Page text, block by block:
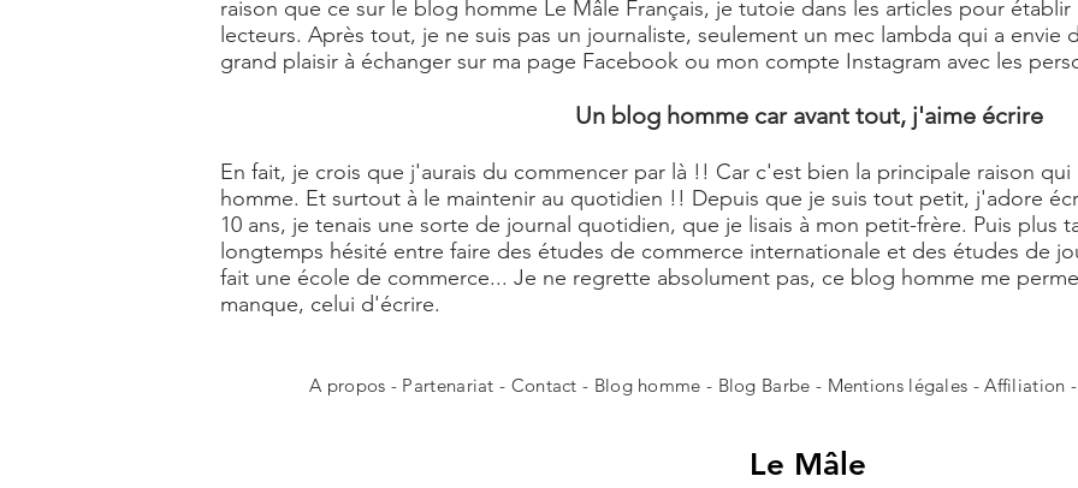
raison que ce sur le blog homme Le Mâle Français, je tutoie dans les articles pour
lecteurs. Après tout, je ne suis pas un journaliste, seulement un mec lambda qui a envie
grand plaisir à échanger sur ma page Facebook ou mon compte Instagram avec les
Un blog homme car avant tout, j'aime écrire
En fait, je crois que j'aurais du commencer par là !! Car c'est bien la principale raison
homme. Et surtout à le maintenir au quotidien !! Depuis que je suis tout petit, j'adore
10 ans, je tenais une sorte de journal quotidien, que je lisais à mon petit-frère. Puis plus
longtemps hésité entre faire des études de commerce internationale et des études de
fait une école de commerce... Je ne regrette absolument pas, ce blog homme me
manque, celui d'écrire.
A propos - Partenariat- Contact- Blog homme - Blog Barbe - Mentions légales -Affiliation
Le Mâle